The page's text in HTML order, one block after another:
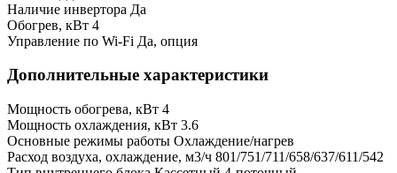
Наличие инвертора Да
Обогрев, кВт 4
Управление по Wi-Fi Да, опция
Дополнительные характеристики
Мощность обогрева, кВт 4
Мощность охлаждения, кВт 3.6
Основные режимы работы Охлаждение/нагрев
Расход воздуха, охлаждение, м3/ч 801/751/711/658/637/611/542